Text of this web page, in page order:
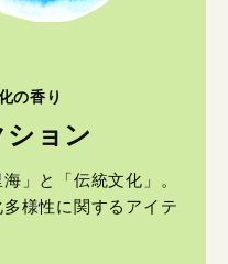
の香り
ション
」と「伝統文化」。
様性に関するアイテ